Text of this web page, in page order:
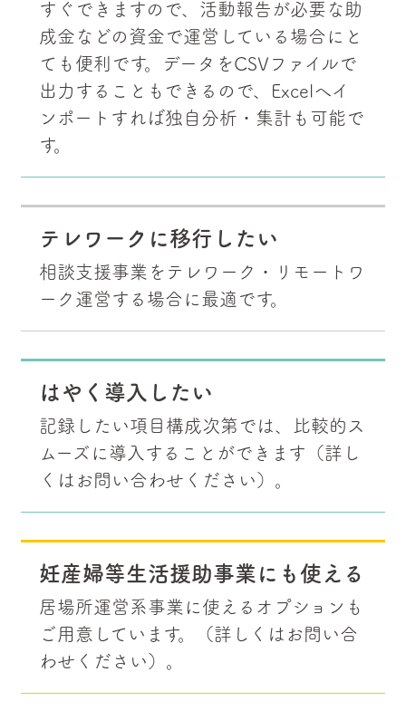
すぐできますので、活動報告が必要な助
成金などの資金で運営している場合にと
ても便利です。データをCSVファイルで
出力することもできるので、Excelへイ
ンポートすれば独自分析・集計も可能で
す。
テレワークに移行したい
相談支援事業をテレワーク・リモートワ
ーク運営する場合に最適です。
はやく導入したい
記録したい項目構成次第では、比較的ス
ムーズに導入することができます（詳し
くはお問い合わせください）。
妊産婦等生活援助事業にも使える
居場所運営系事業に使えるオプションも
ご用意しています。（詳しくはお問い合
わせください）。